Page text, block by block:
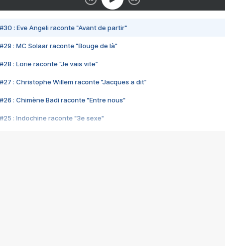
#30 : Eve Angeli raconte "Avant de partir"
#29 : MC Solaar raconte "Bouge de là"
#28 : Lorie raconte "Je vais vite"
#27 : Christophe Willem raconte "Jacques a dit"
#26 : Chimène Badi raconte "Entre nous"
#25 : Indochine raconte "3e sexe"